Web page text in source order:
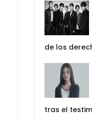
de los
tras el